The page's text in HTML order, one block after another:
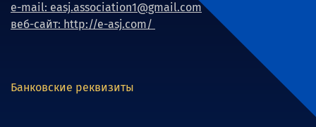
e-mail: easj.association1@gmail.com
веб-сайт: http://e-asj.com/
Банковские реквизиты